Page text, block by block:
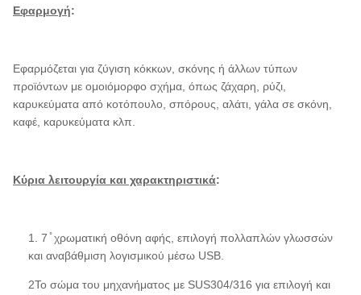
Εφαρμογή:
Εφαρμόζεται για ζύγιση κόκκων, σκόνης ή άλλων τύπων
προϊόντων με ομοιόμορφο σχήμα, όπως ζάχαρη, ρύζι,
καρυκεύματα από κοτόπουλο, σπόρους, αλάτι, γάλα σε σκόνη,
καφέ, καρυκεύματα κλπ.
Κύρια λειτουργία και χαρακτηριστικά:
1. 7 ̊ χρωματική οθόνη αφής, επιλογή πολλαπλών γλωσσών
και αναβάθμιση λογισμικού μέσω USB.
2Το σώμα του μηχανήματος με SUS304/316 για επιλογή και